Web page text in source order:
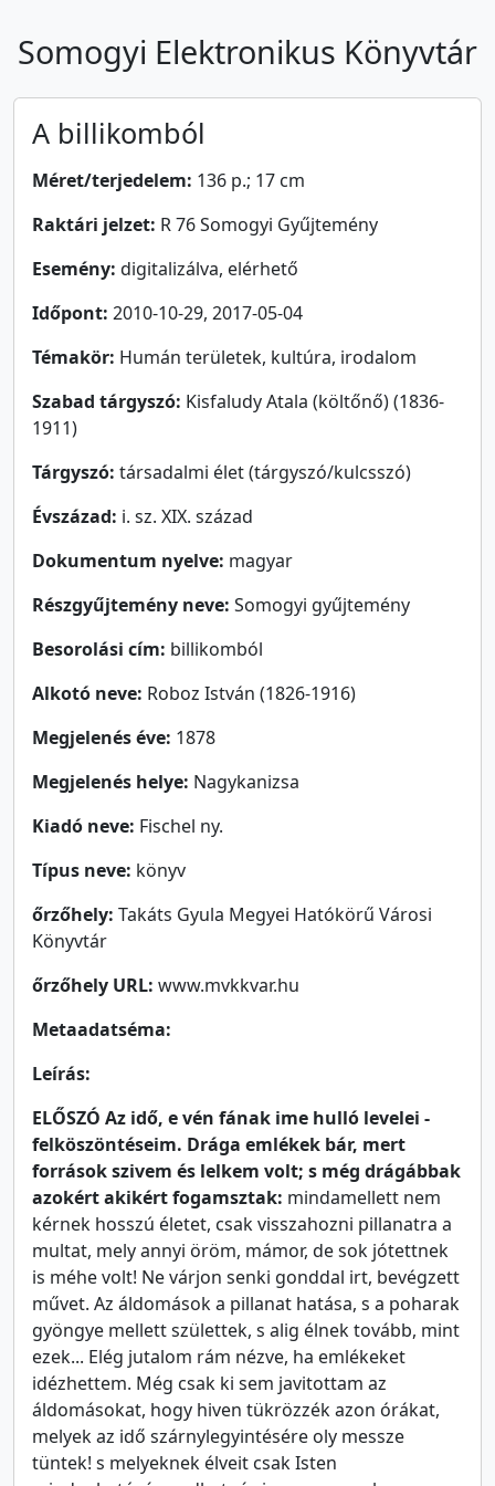
Somogyi Elektronikus Könyvtár
A billikomból
Méret/terjedelem: 136 p.; 17 cm
Raktári jelzet: R 76 Somogyi Gyűjtemény
Esemény: digitalizálva, elérhető
Időpont: 2010-10-29, 2017-05-04
Témakör: Humán területek, kultúra, irodalom
Szabad tárgyszó: Kisfaludy Atala (költőnő) (1836-
1911)
Tárgyszó: társadalmi élet (tárgyszó/kulcsszó)
Évszázad: i. sz. XIX. század
Dokumentum nyelve: magyar
Részgyűjtemény neve: Somogyi gyűjtemény
Besorolási cím: billikomból
Alkotó neve: Roboz István (1826-1916)
Megjelenés éve: 1878
Megjelenés helye: Nagykanizsa
Kiadó neve: Fischel ny.
Típus neve: könyv
őrzőhely: Takáts Gyula Megyei Hatókörű Városi
Könyvtár
őrzőhely URL: www.mvkkvar.hu
Metaadatséma:
Leírás:
ELŐSZÓ Az idő, e vén fának ime hulló levelei -
felköszöntéseim. Drága emlékek bár, mert
források szivem és lelkem volt; s még drágábbak
azokért akikért fogamsztak: mindamellett nem
kérnek hosszú életet, csak visszahozni pillanatra a
multat, mely annyi öröm, mámor, de sok jótettnek
is méhe volt! Ne várjon senki gonddal irt, bevégzett
művet. Az áldomások a pillanat hatása, s a poharak
gyöngye mellett születtek, s alig élnek tovább, mint
ezek... Elég jutalom rám nézve, ha emlékeket
idézhettem. Még csak ki sem javitottam az
áldomásokat, hogy hiven tükrözzék azon órákat,
melyek az idő szárnylegyintésére oly messze
tüntek! s melyeknek élveit csak Isten